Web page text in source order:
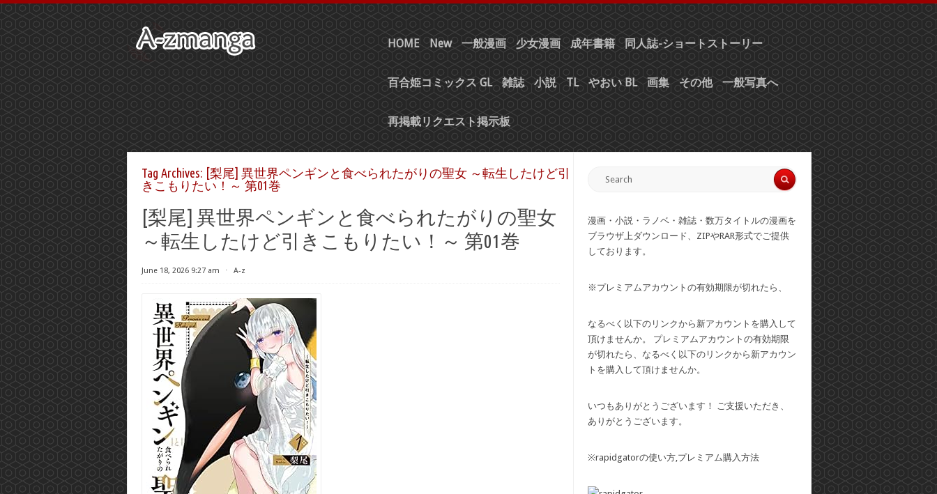
HOME New 一般漫画 少女漫画 成年書籍 同人誌-ショートストーリー
百合姫コミックス GL 雑誌 小説 TL やおい BL 画集 その他 一般写真へ
再掲載リクエスト掲示板
Tag Archives: [梨尾] 異世界ペンギンと食べられたがりの聖女 ～転生したけど引
きこもりたい！～ 第01巻
[梨尾] 異世界ペンギンと食べられたがりの聖女
～転生したけど引きこもりたい！～ 第01巻
June 18, 2026 9:27 am ⋅ A-z
漫画・小説・ラノベ・雑誌・数万タイトルの漫画を
ブラウザ上ダウンロード、ZIPやRAR形式でご提供
しております。
※プレミアムアカウントの有効期限が切れたら、
なるべく以下のリンクから新アカウントを購入して
頂けませんか。 プレミアムアカウントの有効期限
が切れたら、なるべく以下のリンクから新アカウン
トを購入して頂けませんか。
いつもありがとうございます！ ご支援いただき、
ありがとうございます。
※rapidgatorの使い方,プレミアム購入方法